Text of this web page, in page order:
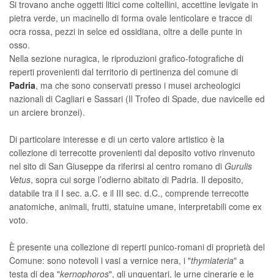
Si trovano anche oggetti litici come coltellini, accettine levigate in
pietra verde, un macinello di forma ovale lenticolare e tracce di
ocra rossa, pezzi in selce ed ossidiana, oltre a delle punte in
osso.
Nella sezione nuragica, le riproduzioni grafico-fotografiche di
reperti provenienti dal territorio di pertinenza del comune di
Padria, ma che sono conservati presso i musei archeologici
nazionali di Cagliari e Sassari (Il Trofeo di Spade, due navicelle ed
un arciere bronzei).
Di particolare interesse e di un certo valore artistico è la
collezione di terrecotte provenienti dal deposito votivo rinvenuto
nel sito di San Giuseppe da riferirsi al centro romano di Gurulis
Vetus, sopra cui sorge l’odierno abitato di Padria. Il deposito,
databile tra il I sec. a.C. e il III sec. d.C., comprende terrecotte
anatomiche, animali, frutti, statuine umane, interpretabili come ex
voto.
È presente una collezione di reperti punico-romani di proprietà del
Comune: sono notevoli i vasi a vernice nera, i "thymiateria" a
testa di dea "kernophoros", gli unguentari, le urne cinerarie e le